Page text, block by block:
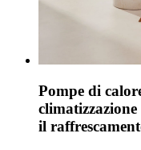
Pompe di
il